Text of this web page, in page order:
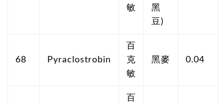
敏
黑
豆)
68 Pyraclostrobin
百
克
敏
黑麥 0.04
百